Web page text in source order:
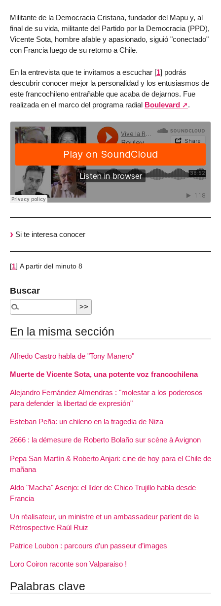
Militante de la Democracia Cristana, fundador del Mapu y, al
final de su vida, militante del Partido por la Democracia (PPD),
Vicente Sota, hombre afable y apasionado, siguió "conectado"
con Francia luego de su retorno a Chile.
En la entrevista que te invitamos a escuchar [1] podrás
descubrir conocer mejor la personalidad y los entusiasmos de
este francochileno entrañable que acaba de dejarnos. Fue
realizada en el marco del programa radial Boulevard .
Si te interesa conocer
[1] A partir del minuto 8
Buscar
En la misma sección
Alfredo Castro habla de "Tony Manero"
Muerte de Vicente Sota, una potente voz francochilena
Alejandro Fernández Almendras : "molestar a los poderosos
para defender la libertad de expresión"
Esteban Peña: un chileno en la tragedia de Niza
2666 : la démesure de Roberto Bolaño sur scène à Avignon
Pepa San Martín & Roberto Anjari: cine de hoy para el Chile de
mañana
Aldo "Macha" Asenjo: el líder de Chico Trujillo habla desde
Francia
Un réalisateur, un ministre et un ambassadeur parlent de la
Rétrospective Raúl Ruiz
Patrice Loubon : parcours d’un passeur d’images
Loro Coiron raconte son Valparaiso !
Palabras clave